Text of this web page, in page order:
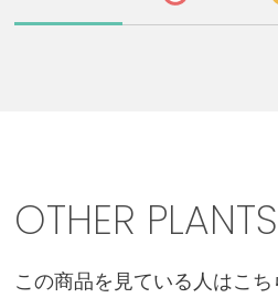
OTHER PLANTS
この商品を見ている人はこち